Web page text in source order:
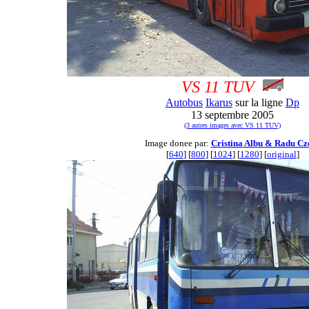
VS 11 TUV
Autobus Ikarus sur la ligne Dp
13 septembre 2005
(3 autres images avec VS 11 TUV)
Image donee par: Cristina Albu & Radu
[640] [800] [1024] [1280] [original]